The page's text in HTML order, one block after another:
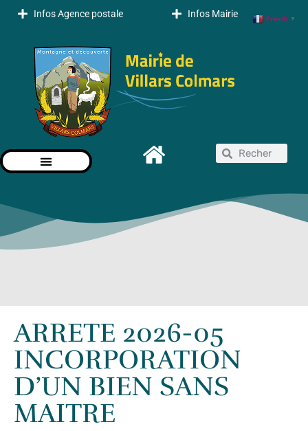
Infos Agence postale Infos Mairie
SANS MAITRE
ARRETE 2026-05
INCORPORATION
D’UN BIEN SANS
MAITRE
French ▼